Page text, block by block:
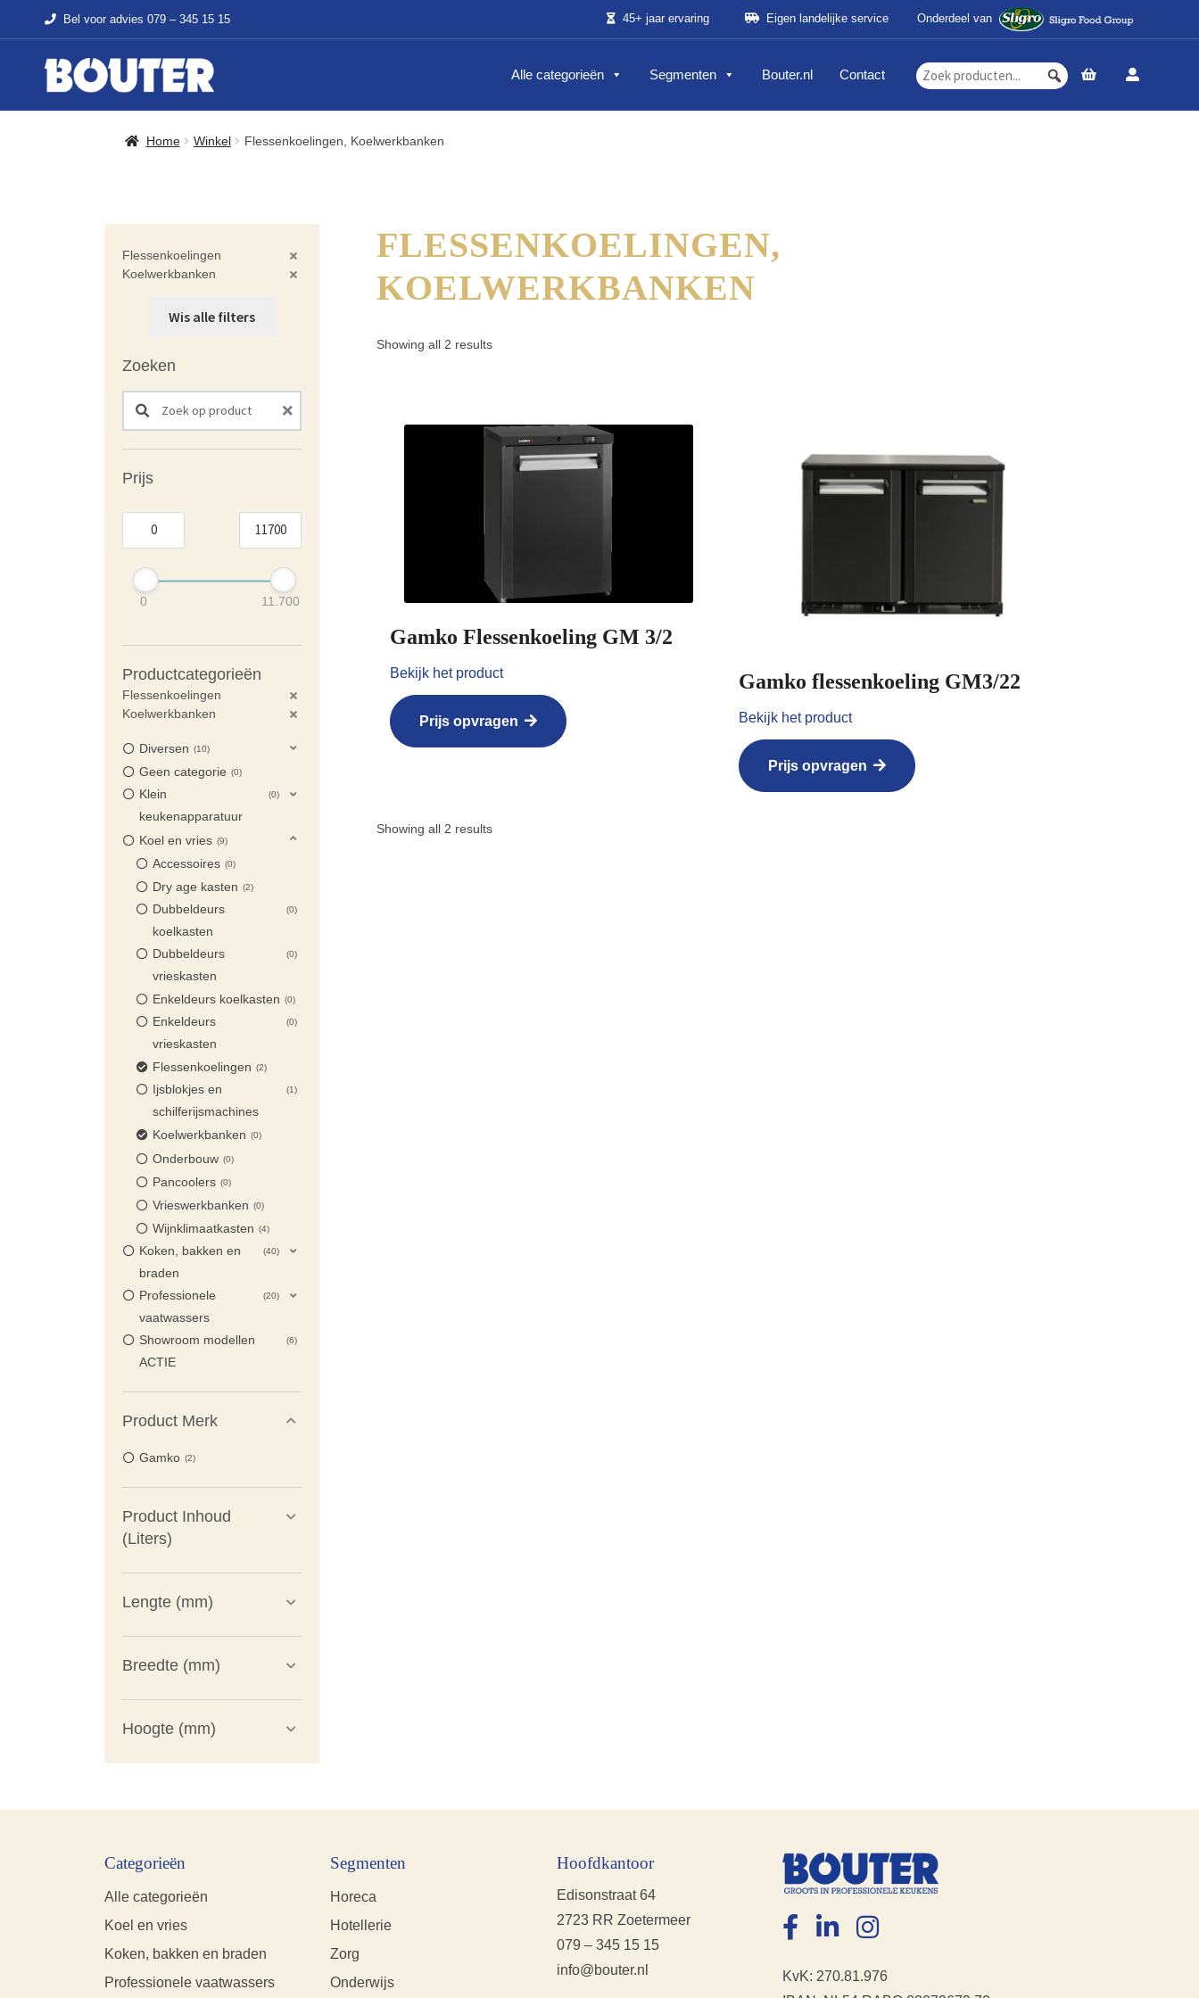
Bel voor advies 079 – 345 15 15 45+ jaar ervaring Eigen landelijke service Onderdeel van
Alle categorieën Segmenten Bouter.nl Contact
Home Winkel Flessenkoelingen, Koelwerkbanken
FLESSENKOELINGEN,
KOELWERKBANKEN
Showing all 2 results
Gamko Flessenkoeling GM 3/2
Bekijk het product
Prijs opvragen
Gamko flessenkoeling GM3/22
Bekijk het product
Prijs opvragen
Showing all 2 results
Flessenkoelingen
Koelwerkbanken
Wis alle filters
Zoeken
Search products:
Prijs
0 11.700
Productcategorieën
Flessenkoelingen
Koelwerkbanken
Diversen 10
Geen categorie 0
Klein
keukenapparatuur
0
Koel en vries 9
Accessoires 0
Dry age kasten 2
Dubbeldeurs
koelkasten
0
Dubbeldeurs
vrieskasten
0
Enkeldeurs koelkasten 0
Enkeldeurs
vrieskasten
0
Flessenkoelingen 2
Ijsblokjes en
schilferijsmachines
1
Koelwerkbanken 0
Onderbouw 0
Pancoolers 0
Vrieswerkbanken 0
Wijnklimaatkasten 4
Koken, bakken en
braden
40
Professionele
vaatwassers
20
Showroom modellen
ACTIE
6
Product Merk
Gamko 2
Product Inhoud
(Liters)
Lengte (mm)
Breedte (mm)
Hoogte (mm)
Categorieën
Alle categorieën
Koel en vries
Koken, bakken en braden
Professionele vaatwassers
Segmenten
Horeca
Hotellerie
Zorg
Onderwijs
Hoofdkantoor
Edisonstraat 64
2723 RR Zoetermeer
079 – 345 15 15
info@bouter.nl
KvK: 270.81.976